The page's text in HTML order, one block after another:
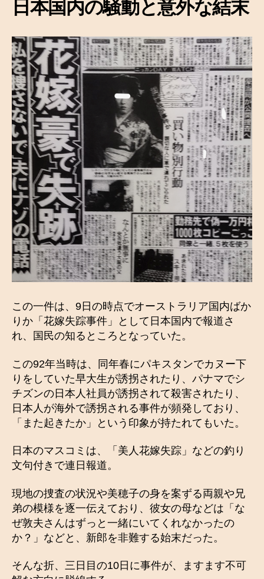
日本国内の騒動と意外な結末
この一件は、9日の時点でオーストラリア国内ばか
りか「花嫁失踪事件」として日本国内で報道さ
れ、国民の知るところとなっていた。
この92年当時は、同年春にパキスタンでカヌー下
りをしていた早大生が誘拐されたり、パナマでシ
チズンの日本人社員が誘拐されて殺害されたり、
日本人が海外で誘拐される事件が頻発しており、
「また起きたか」という印象が持たれてもいた。
日本のマスコミは、「美人花嫁失踪」などの釣り
文句付きで連日報道。
現地の捜査の状況や美穂子の身を案ずる両親や兄
弟の模様を逐一伝えており、彼女の母などは「な
ぜ敦夫さんはずっと一緒にいてくれなかったの
か？」などと、新郎を非難する始末だった。
そんな折、三日目の10日に事件が、ますます不可